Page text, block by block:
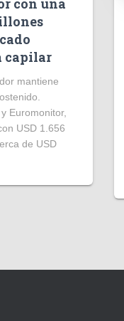
capilar
mantiene
Euromonitor,
USD 1.656
de USD